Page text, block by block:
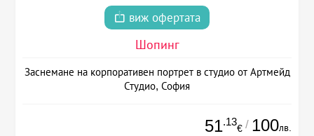
виж офертата
Шопинг
Заснемане на корпоративен портрет в студио от Артмейд
Студио, София
51.13
€ / 100лв.